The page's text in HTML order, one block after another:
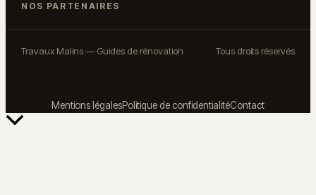
NOS PARTENAIRES
Travaux Malins — Guides de rénovation Tous droits réservés
Mentions légalesPolitique de confidentialitéContact